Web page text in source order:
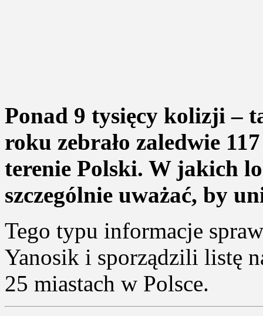
Ponad 9 tysięcy kolizji –
roku zebrało zaledwie
terenie Polski. W jakich
szczególnie uważać, by
Tego typu informacje
Yanosik i sporządzili listę
25 miastach w Polsce.